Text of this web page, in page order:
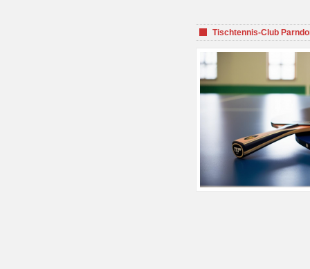
Tischtennis-Club